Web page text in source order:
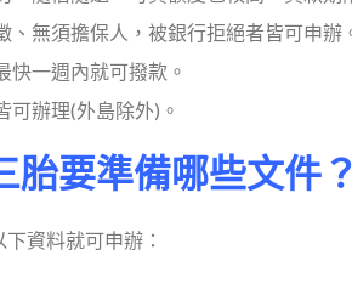
、無須擔保人 ，被銀行拒絕者皆可申辦
快一週內就可撥款。
可辦理(外島除外)。
胎要準備哪些文件？
下資料就可申辦：